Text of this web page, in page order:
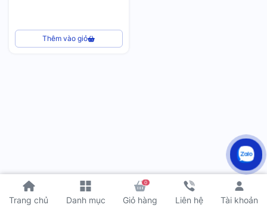
Trang chủ Danh mục
0
Giỏ hàng Liên hệ Tài khoản
Thêm vào giỏ